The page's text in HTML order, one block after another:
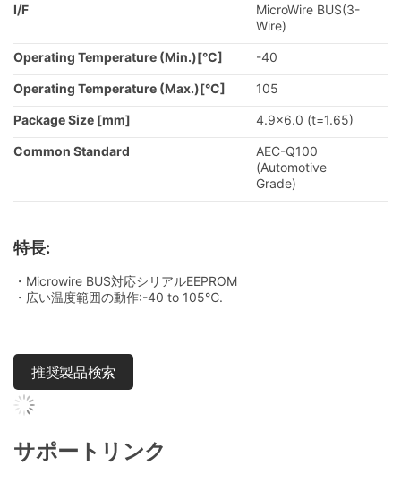
I/F
MicroWire BUS(3-
Wire)
Operating Temperature (Min.)[°C] -40
Operating Temperature (Max.)[°C] 105
Package Size [mm] 4.9x6.0 (t=1.65)
Common Standard
AEC-Q100
(Automotive
Grade)
特長:
・Microwire BUS対応シリアルEEPROM
・広い温度範囲の動作:-40 to 105℃.
推奨製品検索
サポートリンク